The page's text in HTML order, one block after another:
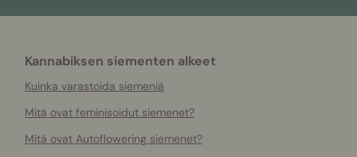
Kannabiksen siementen alkeet
Kuinka varastoida siemeniä
Mitä ovat feminisoidut siemenet?
Mitä ovat Autoflowering siemenet?